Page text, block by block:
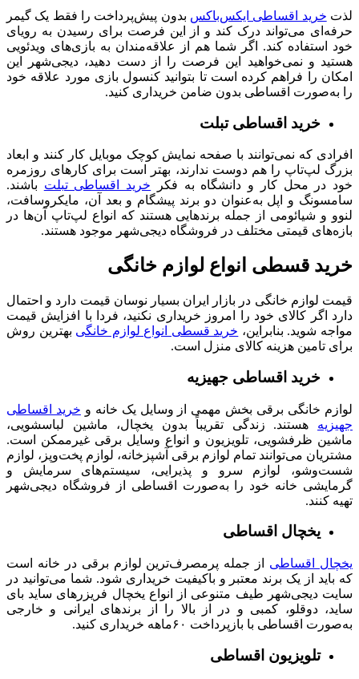
لذت خرید اقساطی ایکس‌باکس بدون پیش‌پرداخت را فقط یک گیمر
حرفه‌ای می‌تواند درک کند و از این فرصت برای رسیدن به رویای
خود استفاده کند. اگر شما هم از علاقه‌مندان به بازی‌های ویدئویی
هستید و نمی‌خواهید این فرصت را از دست دهید، دیجی‌شهر این
امکان را فراهم کرده است تا بتوانید کنسول بازی مورد علاقه خود
را به‌صورت اقساطی بدون ضامن خریداری کنید.
خرید اقساطی تبلت
افرادی که نمی‌توانند با صفحه نمایش کوچک موبایل کار کنند و ابعاد
بزرگ لپ‌تاپ را هم دوست ندارند، بهتر است برای کارهای روزمره
خود در محل کار و دانشگاه به فکر
خرید اقساطی تبلت باشند.
سامسونگ و اپل به‌عنوان دو برند پیشگام و بعد آن، مایکروسافت،
لنوو و شیائومی از جمله برندهایی هستند که انواع لپ‌تاپ آن‌ها در
بازه‌های قیمتی مختلف در فروشگاه دیجی‌شهر موجود هستند.
خرید قسطی انواع لوازم خانگی
قیمت لوازم خانگی در بازار ایران بسیار نوسان قیمت دارد و احتمال
دارد اگر کالای خود را امروز خریداری نکنید، فردا با افزایش قیمت
مواجه شوید. بنابراین، خرید قسطی انواع لوازم خانگی بهترین روش
برای تامین هزینه کالای منزل است.
خرید اقساطی جهیزیه
لوازم خانگی برقی بخش مهمی از وسایل یک خانه و خرید اقساطی
جهیزیه
هستند. زندگی تقریباً بدون یخچال، ماشین لباسشویی،
ماشین ظرفشویی، تلویزیون و انواع وسایل برقی غیرممکن است.
مشتریان می‌توانند تمام لوازم برقی آشپزخانه، لوازم پخت‌وپز، لوازم
شست‌وشو، لوازم سرو و پذیرایی، سیستم‌های سرمایش و
گرمایشی خانه خود را به‌صورت اقساطی از فروشگاه دیجی‌شهر
تهیه کنند.
یخچال اقساطی
یخچال اقساطی
از جمله پرمصرف‌ترین لوازم برقی در خانه است
که باید از یک برند معتبر و باکیفیت خریداری شود. شما می‌توانید در
سایت دیجی‌شهر طیف متنوعی از انواع یخچال‌ فریزرهای ساید بای
ساید، دوقلو، کمبی و در از بالا را از برندهای ایرانی و خارجی
به‌صورت اقساطی با بازپرداخت ۶۰ماهه خریداری کنید.
تلویزیون اقساطی